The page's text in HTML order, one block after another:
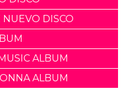
DISCO
ALBUM
ALBUM